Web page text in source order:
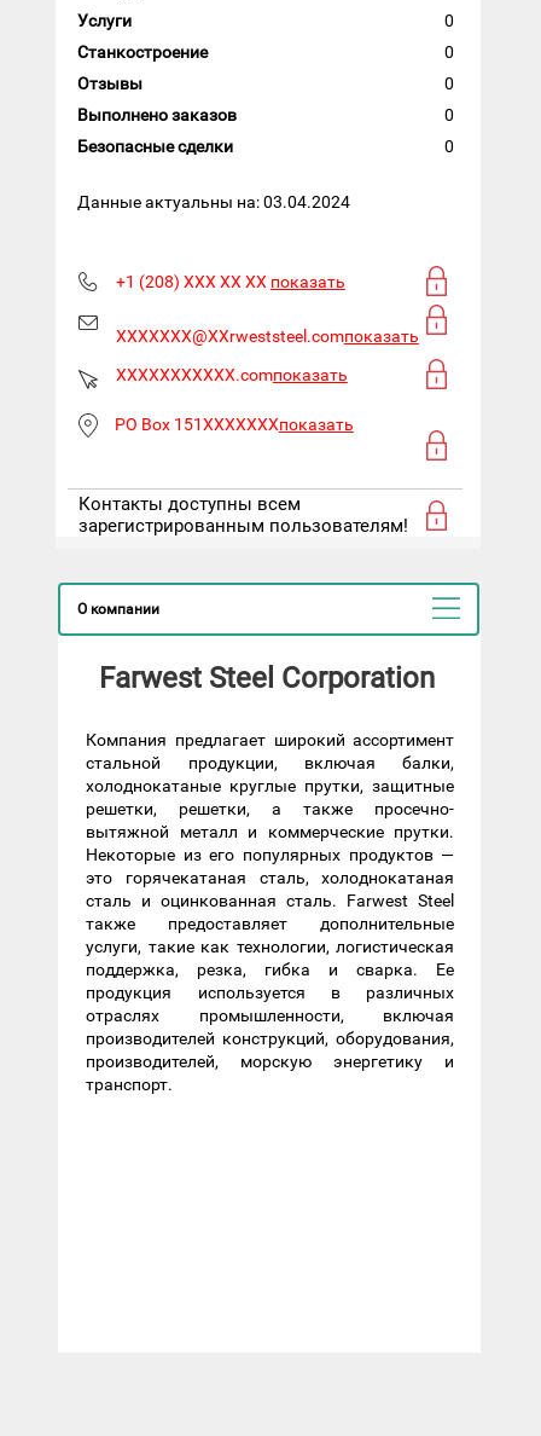
Услуги
0
Станкостроение
0
Отзывы
0
Выполнено заказов
0
Безопасные сделки
0
Данные актуальны на: 03.04.2024
+1 (208) XXX XX XX показать
XXXXXXX@XXrweststeel.comпоказать
XXXXXXXXXXX.comпоказать
PO Box 151XXXXXXXпоказать
Контакты доступны всем
зарегистрированным пользователям!
О компании
Farwest Steel Corporation
Компания предлагает широкий ассортимент
стальной продукции, включая балки,
холоднокатаные круглые прутки, защитные
решетки, решетки, а также просечно-
вытяжной металл и коммерческие прутки.
Некоторые из его популярных продуктов —
это горячекатаная сталь, холоднокатаная
сталь и оцинкованная сталь. Farwest Steel
также предоставляет дополнительные
услуги, такие как технологии, логистическая
поддержка, резка, гибка и сварка. Ее
продукция используется в различных
отраслях промышленности, включая
производителей конструкций, оборудования,
производителей, морскую энергетику и
транспорт.